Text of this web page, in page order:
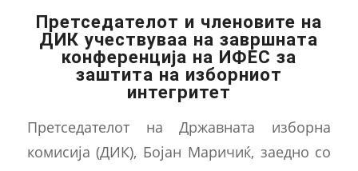
Претседателот и членовите на
ДИК учествуваа на завршната
конференција на ИФЕС за
заштита на изборниот
интегритет
Претседателот на Државната изборна
комисија (ДИК), Бојан Маричиќ, заедно со